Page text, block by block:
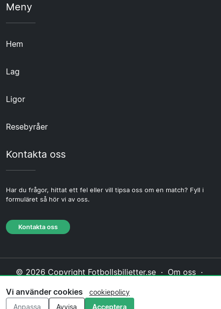
Meny
Hem
Lag
Ligor
Resebyråer
Kontakta oss
Har du frågor, hittat ett fel eller vill tipsa oss om en match? Fyll i
formuläret så hör vi av oss.
Kontakta oss
© 2026 Copyright Fotbollsbiljetter.se · Om oss ·
Redaktionell policy
Vi använder cookies
cookiepolicy
Anpassa
Avvisa Acceptera